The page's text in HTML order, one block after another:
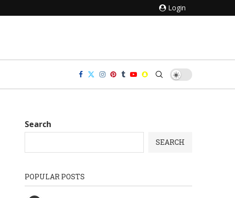
Login
Search
SEARCH
POPULAR POSTS